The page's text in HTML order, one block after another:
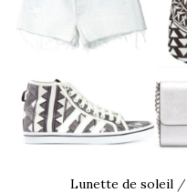
Lunette de soleil/